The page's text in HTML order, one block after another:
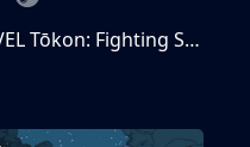
MARVEL Tōkon: Fighting Souls 数字豪华版